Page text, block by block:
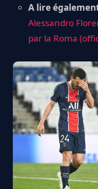
A lire
Alessandro
par la Roma